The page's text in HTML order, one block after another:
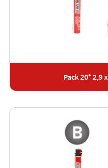
Pack 20° 2,9